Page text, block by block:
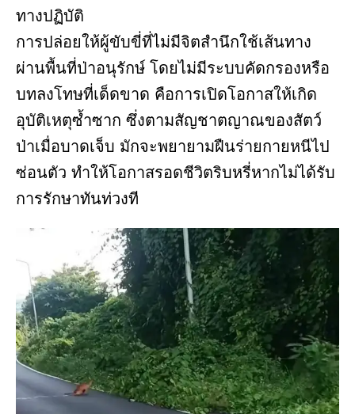
ทางปฏิบัติ
การปล่อยให้ผู้ขับขี่ที่ไม่มีจิตสำนึกใช้เส้นทาง
ผ่านพื้นที่ป่าอนุรักษ์ โดยไม่มีระบบคัดกรองหรือ
บทลงโทษที่เด็ดขาด คือการเปิดโอกาสให้เกิด
อุบัติเหตุซ้ำซาก ซึ่งตามสัญชาตญาณของสัตว์
ป่าเมื่อบาดเจ็บ มักจะพยายามฝืนร่ายกายหนีไป
ซ่อนตัว ทำให้โอกาสรอดชีวิตริบหรี่หากไม่ได้รับ
การรักษาทันท่วงที